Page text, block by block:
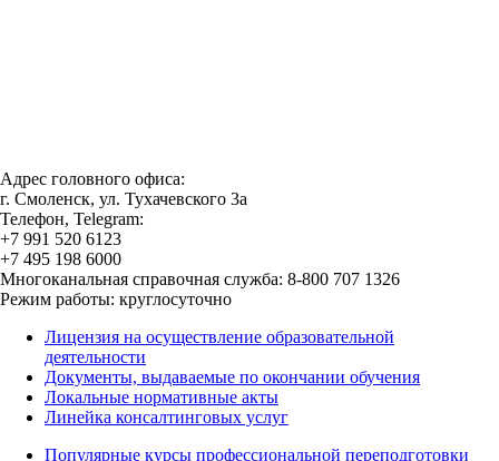
Адрес головного офиса:
г. Смоленск, ул. Тухачевского 3а
Телефон, Telegram:
+7 991 520 6123
+7 495 198 6000
Многоканальная справочная служба: 8-800 707 1326
Режим работы: круглосуточно
Лицензия на осуществление образовательной
деятельности
Документы, выдаваемые по окончании обучения
Локальные нормативные акты
Линейка консалтинговых услуг
Популярные курсы профессиональной переподготовки